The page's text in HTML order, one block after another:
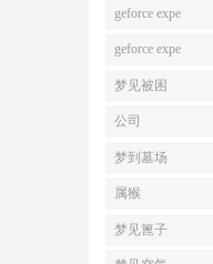
geforce expe
geforce expe
梦见被困
公司
梦到墓场
属猴
梦见篦子